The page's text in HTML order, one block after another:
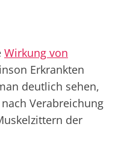
Wirkung von
Erkrankten
deutlich sehen,
Verabreichung
der